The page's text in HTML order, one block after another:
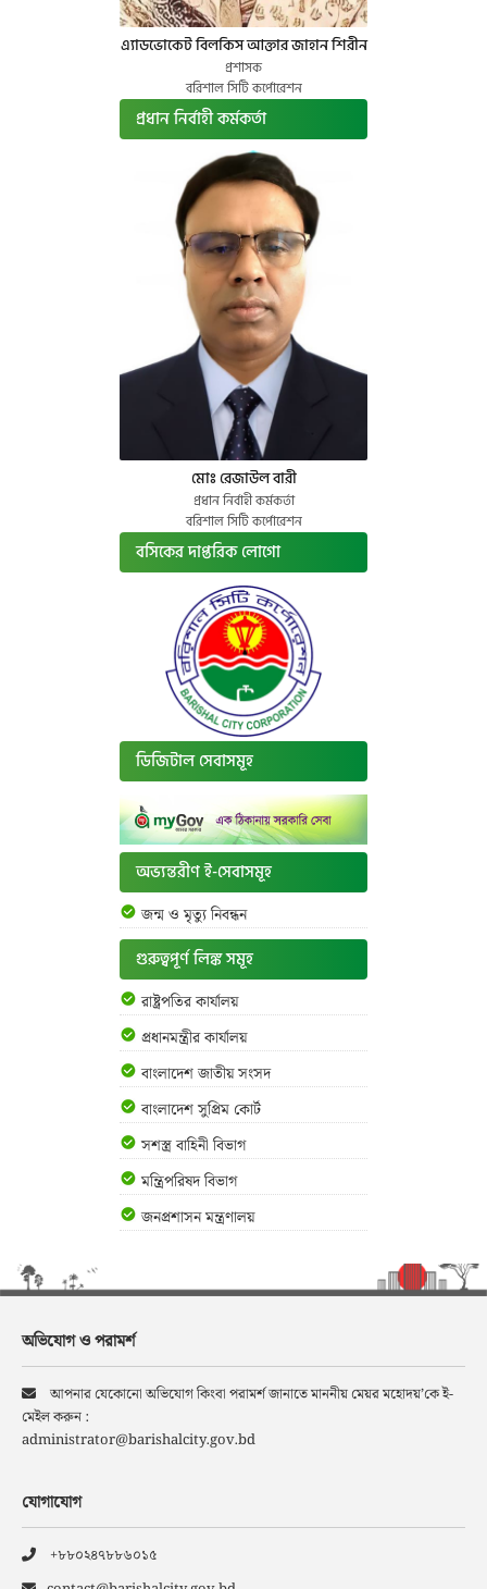
এ্যাডভোকেট বিলকিস আক্তার জাহান শিরীন
প্রশাসক
বরিশাল সিটি কর্পোরেশন
প্রধান নির্বাহী কর্মকর্তা
মোঃ রেজাউল বারী
প্রধান নির্বাহী কর্মকর্তা
বরিশাল সিটি কর্পোরেশন
বসিকের দাপ্তরিক লোগো
ডিজিটাল সেবাসমূহ
অভ্যন্তরীণ ই-সেবাসমূহ
জন্ম ও মৃত্যু নিবন্ধন
গুরুত্বপূর্ণ লিঙ্ক সমূহ
রাষ্ট্রপতির কার্যালয়
প্রধানমন্ত্রীর কার্যালয়
বাংলাদেশ জাতীয় সংসদ
বাংলাদেশ সুপ্রিম কোর্ট
সশস্ত্র বাহিনী বিভাগ
মন্ত্রিপরিষদ বিভাগ
জনপ্রশাসন মন্ত্রণালয়
অভিযোগ ও পরামর্শ
আপনার যেকোনো অভিযোগ কিংবা পরামর্শ জানাতে মাননীয় মেয়র মহোদয়’কে ই-
মেইল করুন :
administrator@barishalcity.gov.bd
যোগাযোগ
+৮৮০২৪৭৮৮৬০১৫